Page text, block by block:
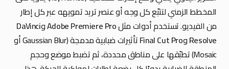
المخطط الزمني لتتبّع كل وجه أو عنصر تريد تمويهه عبر كل إطار
من الفيديو. تستخدم أدوات مثلAdobe Premiere ProوDaVinci
ResolveوFinal Cut Pro
تأثيرات ضبابية مدمجة (Gaussian Blur أو
Mosaic) تطبّقها على مناطق محددة، ثم تضبط موضع وحجم